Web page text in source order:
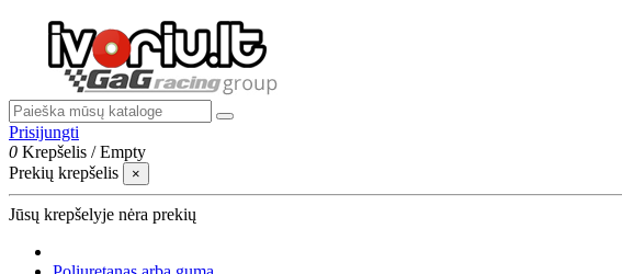
Prisijungti
0 Krepšelis /Empty
Prekių krepšelis
×
Jūsų krepšelyje nėra prekių